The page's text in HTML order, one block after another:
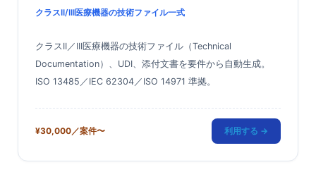
クラスII/III医療機器の技術ファイル一式
クラスII／III医療機器の技術ファイル（Technical
Documentation）、UDI、添付文書を要件から自動生成。
ISO 13485／IEC 62304／ISO 14971 準拠。
¥30,000／案件〜 利用する →